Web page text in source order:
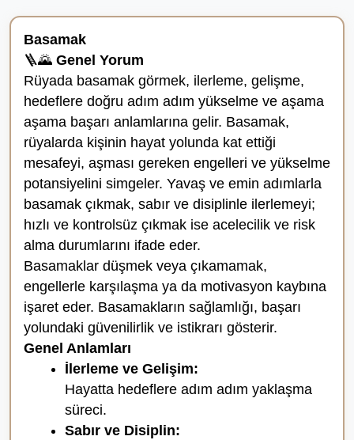
Basamak
🪜🌄 Genel Yorum
Rüyada basamak görmek, ilerleme, gelişme,
hedeflere doğru adım adım yükselme ve aşama
aşama başarı anlamlarına gelir. Basamak,
rüyalarda kişinin hayat yolunda kat ettiği
mesafeyi, aşması gereken engelleri ve yükselme
potansiyelini simgeler. Yavaş ve emin adımlarla
basamak çıkmak, sabır ve disiplinle ilerlemeyi;
hızlı ve kontrolsüz çıkmak ise acelecilik ve risk
alma durumlarını ifade eder.
Basamaklar düşmek veya çıkamamak,
engellerle karşılaşma ya da motivasyon kaybına
işaret eder. Basamakların sağlamlığı, başarı
yolundaki güvenilirlik ve istikrarı gösterir.
Genel Anlamları
İlerleme ve Gelişim:
Hayatta hedeflere adım adım yaklaşma
süreci.
Sabır ve Disiplin: